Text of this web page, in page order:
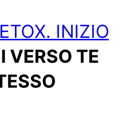
INIZIO
VERSO TE